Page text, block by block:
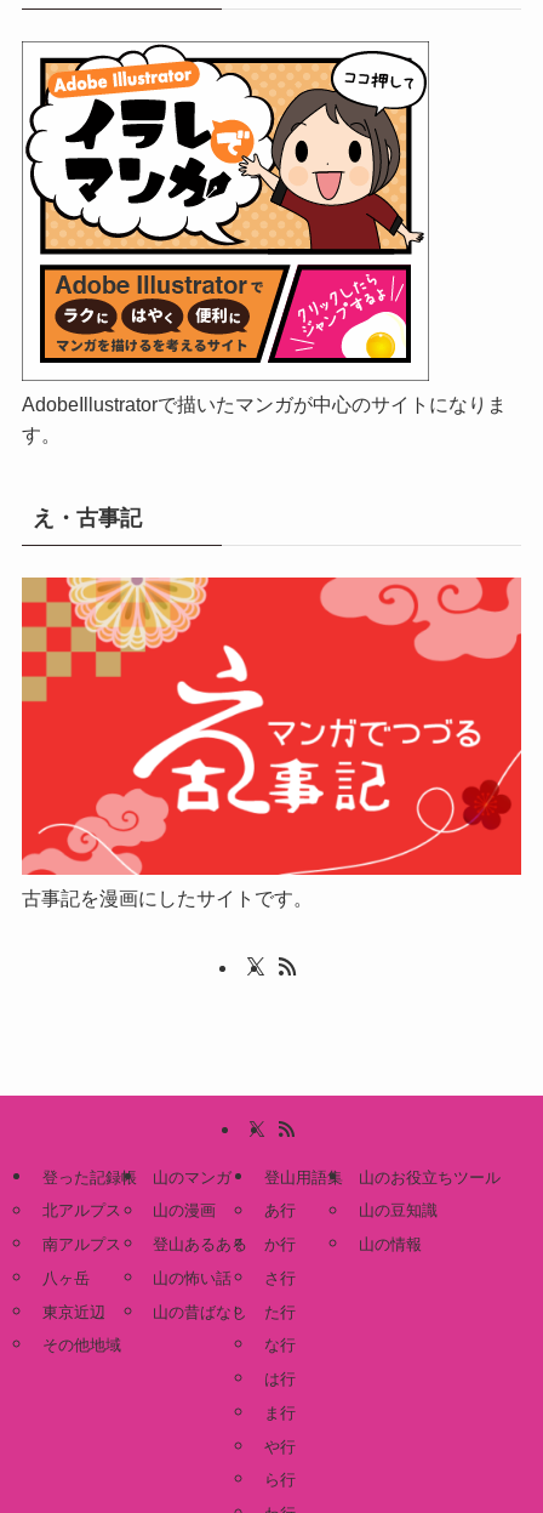
AdobeIllustratorで描いたマンガが中心のサイトになりま
す。
え・古事記
古事記を漫画にしたサイトです。
登った記録帳
北アルプス
南アルプス
八ヶ岳
東京近辺
その他地域
山のマンガ
山の漫画
登山あるある
山の怖い話
山の昔ばなし
登山用語集
あ行
か行
さ行
た行
な行
は行
ま行
や行
ら行
山のお役立ちツール
山の豆知識
山の情報